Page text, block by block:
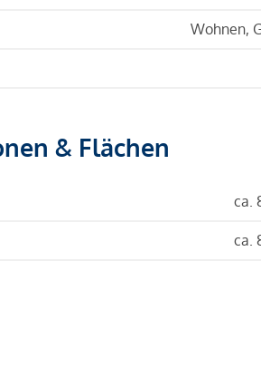
Wohnen,
& Flächen
ca.
ca.